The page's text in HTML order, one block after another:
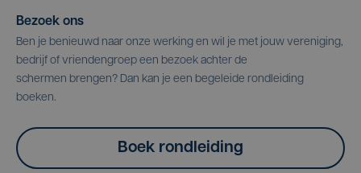
Bezoek ons
Ben je benieuwd naar onze werking en wil je met jouw vereniging,
bedrijf of vriendengroep een bezoek achter de
schermen brengen? Dan kan je een begeleide rondleiding
boeken.
Boek rondleiding